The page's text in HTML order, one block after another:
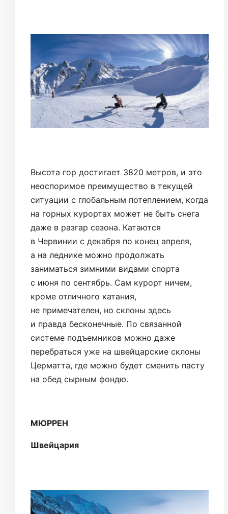
Высота гор достигает 3820 метров, и это
неоспоримое преимущество в текущей
ситуации с глобальным потеплением, когда
на горных курортах может не быть снега
даже в разгар сезона. Катаются
в Червинии с декабря по конец апреля,
а на леднике можно продолжать
заниматься зимними видами спорта
с июня по сентябрь. Сам курорт ничем,
кроме отличного катания,
не примечателен, но склоны здесь
и правда бесконечные. По связанной
системе подъемников можно даже
перебраться уже на швейцарские склоны
Церматта, где можно будет сменить пасту
на обед сырным фондю.
МЮРРЕН
Швейцария